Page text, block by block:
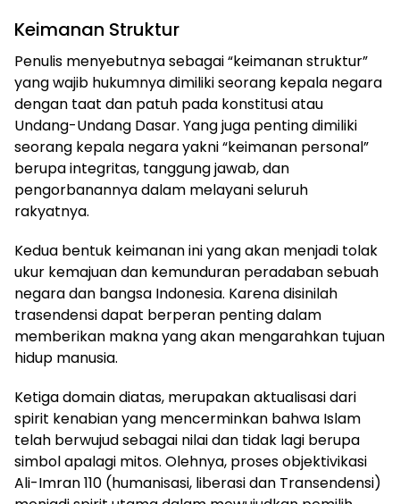
Keimanan Struktur
Penulis menyebutnya sebagai “keimanan struktur”
yang wajib hukumnya dimiliki seorang kepala negara
dengan taat dan patuh pada konstitusi atau
Undang-Undang Dasar. Yang juga penting dimiliki
seorang kepala negara yakni “keimanan personal”
berupa integritas, tanggung jawab, dan
pengorbanannya dalam melayani seluruh
rakyatnya.
Kedua bentuk keimanan ini yang akan menjadi tolak
ukur kemajuan dan kemunduran peradaban sebuah
negara dan bangsa Indonesia. Karena disinilah
trasendensi dapat berperan penting dalam
memberikan makna yang akan mengarahkan tujuan
hidup manusia.
Ketiga domain diatas, merupakan aktualisasi dari
spirit kenabian yang mencerminkan bahwa Islam
telah berwujud sebagai nilai dan tidak lagi berupa
simbol apalagi mitos. Olehnya, proses objektivikasi
Ali-Imran 110 (humanisasi, liberasi dan Transendensi)